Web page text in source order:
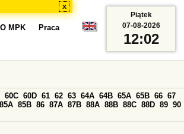
x
O MPK Praca
60C 60D 61 62 63 64A 64B 65A 65B 66 67
85A 85B 86 87A 87B 88A 88B 88C 88D 89 90
Piątek
07-08-2026
12:02